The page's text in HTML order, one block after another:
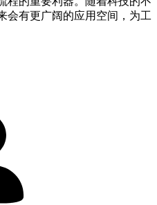
会有更广阔的应用空间，为工